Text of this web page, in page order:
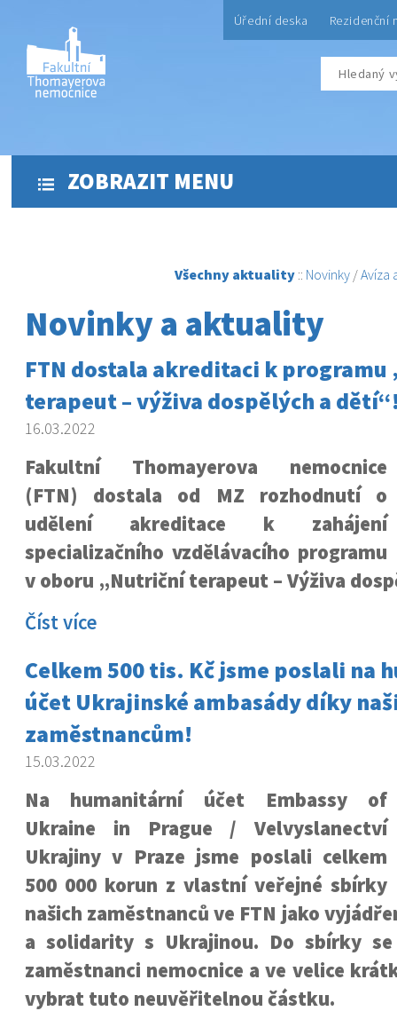
Úřední deska Rezidenční
ZOBRAZIT MENU
Všechny aktuality :: Novinky /Avíza
Novinky a aktuality
FTN dostala akreditaci k
terapeut – výživa dospělých a
16.03.2022
Fakultní Thomayerova nemocnice
(FTN) dostala od MZ rozhodnutí o
udělení akreditace k zahájení
specializačního vzdělávacího programu
v oboru „Nutriční terapeut – Výživa
Číst více
Celkem 500 tis. Kč jsme poslali na
účet Ukrajinské ambasády díky
zaměstnancům!
15.03.2022
Na humanitární účet Embassy of
Ukraine in Prague / Velvyslanectví
Ukrajiny v Praze jsme poslali celkem
500 000 korun z vlastní veřejné sbírky
našich zaměstnanců ve FTN jako
a solidarity s Ukrajinou. Do sbírky
zaměstnanci nemocnice a ve velice
vybrat tuto neuvěřitelnou částku.